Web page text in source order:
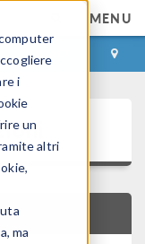
i
un
altri
ma
MENU
CONTACT